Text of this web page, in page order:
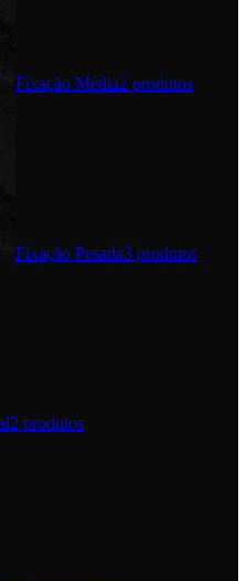
Fixação Média2 produtos
Fixação Pesada3 produtos
2 produtos